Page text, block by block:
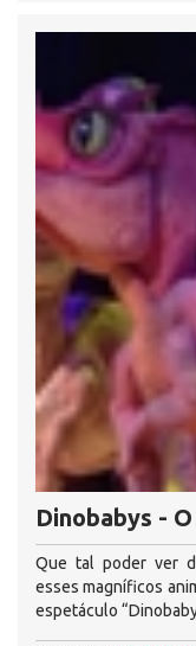
Dinobabys -
Que tal poder ver
esses magníficos
espetáculo